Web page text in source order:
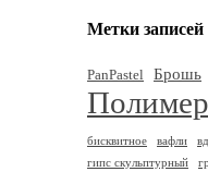
Метки записей
PanPastel Брошь
бисквитное вафли
гипс скульптурный